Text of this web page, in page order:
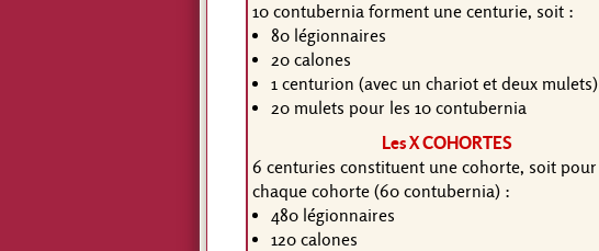
10 contubernia forment une centurie, soit :
80 légionnaires
20 calones
1 centurion (avec un chariot et deux mulets)
20 mulets pour les 10 contubernia
Les X COHORTES
6 centuries constituent une cohorte, soit pour
chaque cohorte (60 contubernia) :
480 légionnaires
120 calones